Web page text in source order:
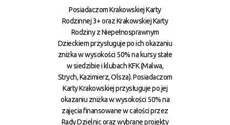
Posiadaczom Krakowskiej Karty
Rodzinnej 3+ oraz Krakowskiej Karty
Rodziny z Niepełnosprawnym
Dzieckiem przysługuje po ich okazaniu
zniżka w wysokości 50% na kursy stałe
w siedzibie i klubach KFK (Malwa,
Strych, Kazimierz, Olsza). Posiadaczom
Karty Krakowskiej przysługuje po jej
okazaniu zniżka w wysokości 50% na
zajęcia finansowane w całości przez
Rady Dzielnic oraz wybrane projekty